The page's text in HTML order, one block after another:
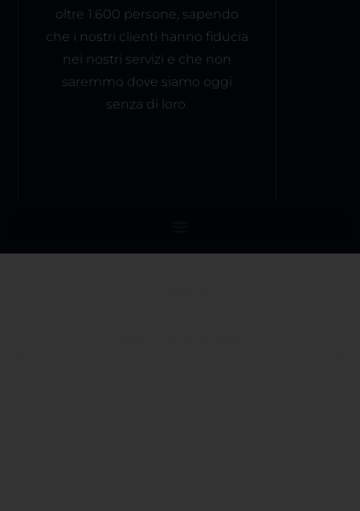
oltre 1.600 persone, sapendo
che i nostri clienti hanno fiducia
nei nostri servizi e che non
saremmo dove siamo oggi
senza di loro.